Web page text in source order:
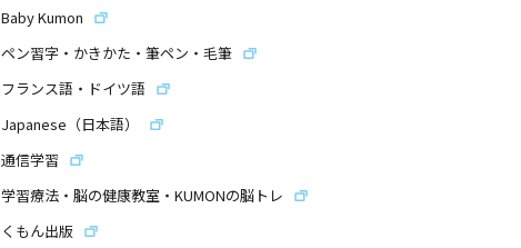
Baby Kumon
ペン習字・かきかた・筆ペン・毛筆
フランス語・ドイツ語
Japanese（日本語）
通信学習
学習療法・脳の健康教室・KUMONの脳トレ
くもん出版